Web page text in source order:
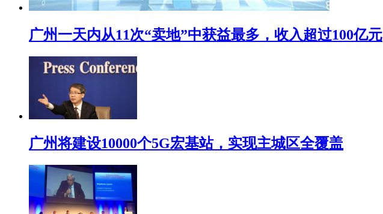
广州一天内从11次“卖地”中获益最多，收入超过100亿元
广州将建设10000个5G宏基站，实现主城区全覆盖